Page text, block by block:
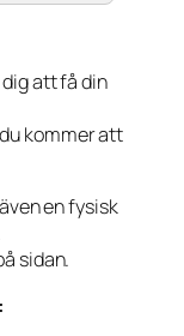
att få din
kommer att
en fysisk
sidan.